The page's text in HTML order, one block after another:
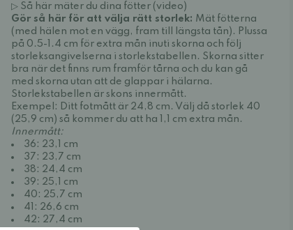
▷ Så här mäter du dina fötter (video)
Gör så här för att välja rätt storlek: Mät fötterna
(med hälen mot en vägg, fram till längsta tån). Plussa
på 0.5-1.4 cm för extra mån inuti skorna och följ
storleksangivelserna i storlekstabellen. Skorna sitter
bra när det finns rum framför tårna och du kan gå
med skorna utan att de glappar i hälarna.
Storlekstabellen är skons innermått.
Exempel: Ditt fotmått är 24,8 cm. Välj då storlek 40
(25,9 cm) så kommer du att ha 1,1 cm extra mån.
Innermått:
36: 23,1 cm
37: 23,7 cm
38: 24,4 cm
39: 25,1 cm
40: 25,7 cm
41: 26,6 cm
42: 27,4 cm